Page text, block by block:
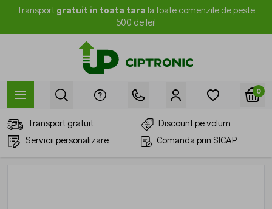
Mergi la Conținut
Transport gratuit in toata tara la toate comenzile de peste
500 de lei!
0
Transport gratuit
Discount pe volum
Servicii personalizare
Comanda prin SICAP